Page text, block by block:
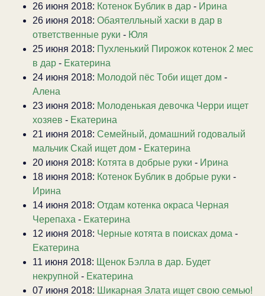
26 июня 2018: Котенок Бублик в дар - Ирина
26 июня 2018: Обаятелльный хаски в дар в
ответственные руки - Юля
25 июня 2018: Пухленький Пирожок котенок 2 мес
в дар - Екатерина
24 июня 2018: Молодой пёс Тоби ищет дом -
Алена
23 июня 2018: Молоденькая девочка Черри ищет
хозяев - Екатерина
21 июня 2018: Семейный, домашний годовалый
мальчик Скай ищет дом - Екатерина
20 июня 2018: Котята в добрые руки - Ирина
18 июня 2018: Котенок Бублик в добрые руки -
Ирина
14 июня 2018: Отдам котенка окраса Черная
Черепаха - Екатерина
12 июня 2018: Черные котята в поисках дома -
Екатерина
11 июня 2018: Щенок Бэлла в дар. Будет
некрупной - Екатерина
07 июня 2018: Шикарная Злата ищет свою семью!